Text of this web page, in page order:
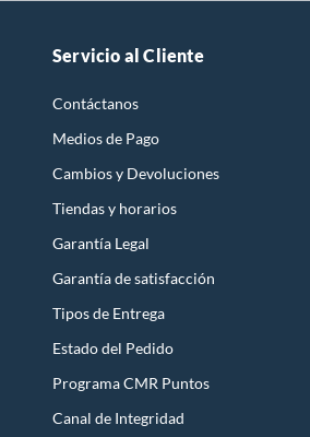
Servicio al Cliente
Contáctanos
Medios de Pago
Cambios y Devoluciones
Tiendas y horarios
Garantía Legal
Garantía de satisfacción
Tipos de Entrega
Estado del Pedido
Programa CMR Puntos
Canal de Integridad